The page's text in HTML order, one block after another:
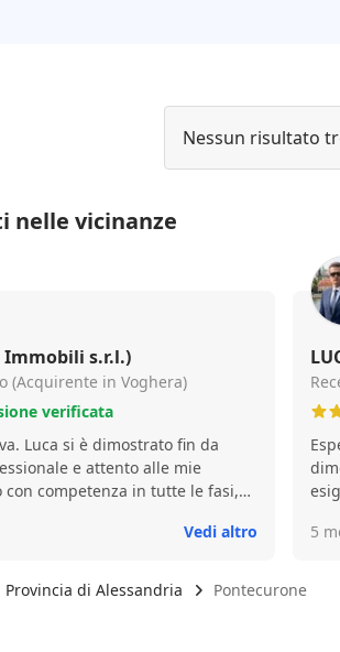
Nessun risultato
nelle vicinanze
Immobili s.r.l.)
(Acquirente in Voghera)
verificata
Luca si è dimostrato fin da
e attento alle mie
competenza in tutte le fasi,
trasparenza e la rapidità nella
serio e affidabile.
Vedi altro
5
Provincia di Alessandria Pontecurone